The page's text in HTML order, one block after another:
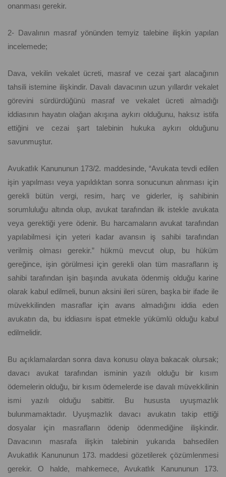
onanması gerekir.
2- Davalının masraf yönünden temyiz talebine ilişkin yapılan
incelemede;
Dava, vekilin vekalet ücreti, masraf ve cezai şart alacağının
tahsili istemine ilişkindir. Davalı davacının uzun yıllardır vekalet
görevini sürdürdüğünü masraf ve vekalet ücreti almadığı
iddiasının hayatın olağan akışına aykırı olduğunu, haksız istifa
ettiğini ve cezai şart talebinin hukuka aykırı olduğunu
savunmuştur.
Avukatlık Kanununun 173/2. maddesinde, “Avukata tevdi edilen
işin yapılması veya yapıldıktan sonra sonucunun alınması için
gerekli bütün vergi, resim, harç ve giderler, iş sahibinin
sorumluluğu altında olup, avukat tarafından ilk istekle avukata
veya gerektiği yere ödenir. Bu harcamaların avukat tarafından
yapılabilmesi için yeteri kadar avansın iş sahibi tarafından
verilmiş olması gerekir.” hükmü mevcut olup, bu hüküm
gereğince, işin görülmesi için gerekli olan tüm masrafların iş
sahibi tarafından işin başında avukata ödenmiş olduğu karine
olarak kabul edilmeli, bunun aksini ileri süren, başka bir ifade ile
müvekkilinden masraflar için avans almadığını iddia eden
avukatın da, bu iddiasını ispat etmekle yükümlü olduğu kabul
edilmelidir.
Bu açıklamalardan sonra dava konusu olaya bakacak olursak;
davacı avukat tarafından isminin yazılı olduğu bir kısım
ödemelerin olduğu, bir kısım ödemelerde ise davalı müvekkilinin
ismi yazılı olduğu sabittir. Bu hususta uyuşmazlık
bulunmamaktadır. Uyuşmazlık davacı avukatın takip ettiği
dosyalar için masrafların ödenip ödenmediğine ilişkindir.
Davacının masrafa ilişkin talebinin yukarıda bahsedilen
Avukatlık Kanununun 173. maddesi gözetilerek çözümlenmesi
gerekir. O halde, mahkemece, Avukatlık Kanununun 173.